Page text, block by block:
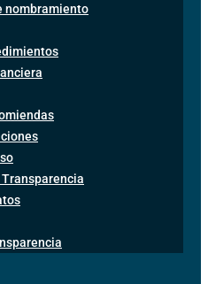
nombramiento